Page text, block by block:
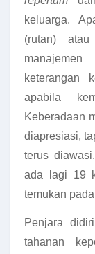
keluarga.
(rutan) atau
keterangan
apabila
Keberadaan
diapresiasi,
terus
ada lagi 19
temukan
Penjara
tahanan